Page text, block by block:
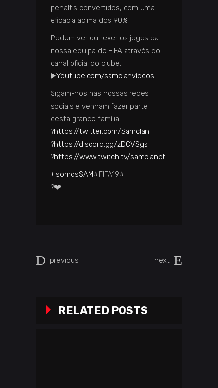
penaltis convertidos, com uma
eficácia acima dos 90%
Podem ver ou rever os jogos da
nossa equipa de FIFA através do
canal oficial do clube:
▶️Youtube.com/samclanvideos
Sigam-nos nas nossas redes
sociais e venham fazer parte
desta grande família:
?https://twitter.com/Samclan
?https://discord.gg/zDCVSgs
?https://www.twitch.tv/samclanpt
#somosSAM#FIFA19#
?❤️
previous next
RELATED POSTS